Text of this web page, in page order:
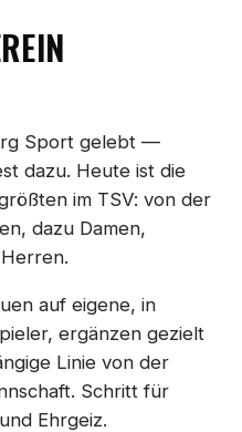
Sport gelebt —
dazu. Heute ist die
im TSV: von der
dazu Damen,
auf eigene, in
ergänzen gezielt
Linie von der
Schritt für
Ehrgeiz.